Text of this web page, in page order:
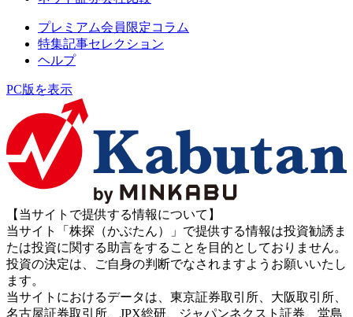
プレミアム会員限定コラム
特集記事セレクション
ヘルプ
PC版を表示
【当サイトで提供する情報について】
当サイト「株探（かぶたん）」で提供する情報は投資勧誘ま
たは投資に関する助言をすることを目的としておりません。
投資の決定は、ご自身の判断でなされますようお願いいたし
ます。
当サイトにおけるデータは、東京証券取引所、大阪取引所、
名古屋証券取引所、JPX総研、ジャパンネクスト証券、堂島